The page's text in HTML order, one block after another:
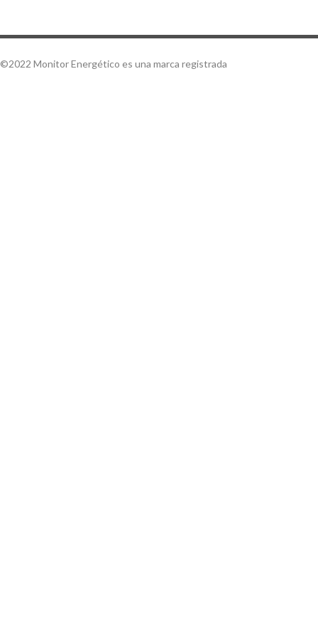
©2022 Monitor Energético es una marca registrada